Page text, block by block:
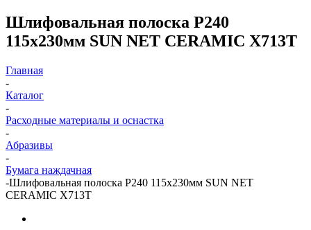
Шлифовальная полоска P240
115х230мм SUN NET CERAMIC X713T
Главная
-
Каталог
-
Расходные материалы и оснастка
-
Абразивы
-
Бумага наждачная
-Шлифовальная полоска P240 115х230мм SUN NET
CERAMIC X713T